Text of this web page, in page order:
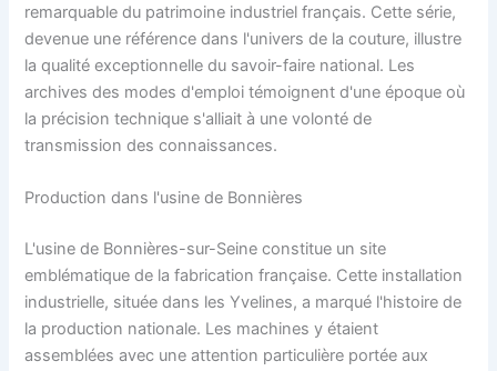
remarquable du patrimoine industriel français. Cette série,
devenue une référence dans l'univers de la couture, illustre
la qualité exceptionnelle du savoir-faire national. Les
archives des modes d'emploi témoignent d'une époque où
la précision technique s'alliait à une volonté de
transmission des connaissances.
Production dans l'usine de Bonnières
L'usine de Bonnières-sur-Seine constitue un site
emblématique de la fabrication française. Cette installation
industrielle, située dans les Yvelines, a marqué l'histoire de
la production nationale. Les machines y étaient
assemblées avec une attention particulière portée aux